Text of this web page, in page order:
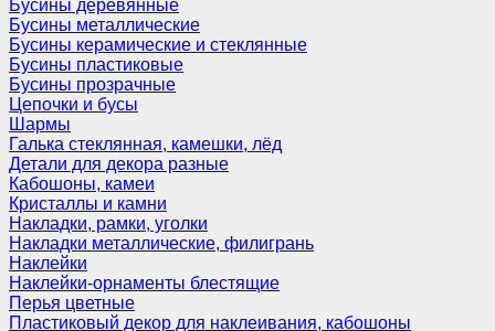
Бусины деревянные
Бусины металлические
Бусины керамические и стеклянные
Бусины пластиковые
Бусины прозрачные
Цепочки и бусы
Шармы
Галька стеклянная, камешки, лёд
Детали для декора разные
Кабошоны, камеи
Кристаллы и камни
Накладки, рамки, уголки
Накладки металлические, филигрань
Наклейки
Наклейки-орнаменты блестящие
Перья цветные
Пластиковый декор для наклеивания, кабошоны